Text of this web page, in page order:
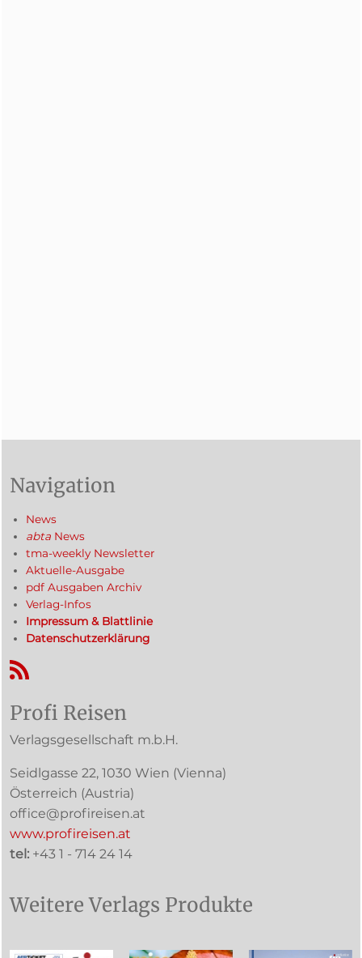
Navigation
News
abta News
tma-weekly Newsletter
Aktuelle-Ausgabe
pdf Ausgaben Archiv
Verlag-Infos
Impressum & Blattlinie
Datenschutzerklärung
RSS-Feed
Profi Reisen
Verlagsgesellschaft m.b.H.
Seidlgasse 22, 1030 Wien (Vienna)
Österreich (Austria)
office@profireisen.at
www.profireisen.at
tel: +43 1 - 714 24 14
Weitere Verlags Produkte